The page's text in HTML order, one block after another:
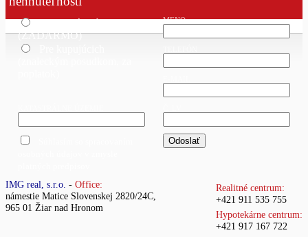
Pre predávajúcich
(ZADARMO)
MENO
IMG real, s.r.o. - Office:
námestie Matice Slovenskej 2820/24C,
965 01 Žiar nad Hronom
Realitné centrum:
+421 911 535 755
Hypotekárne centrum:
+421 917 167 722